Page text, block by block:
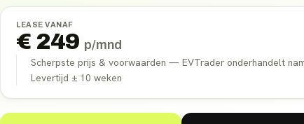
LEASE VANAF
€ 249 p/mnd
Scherpste prijs & voorwaarden — EVTrader onderhandelt
Levertijd ± 10 weken